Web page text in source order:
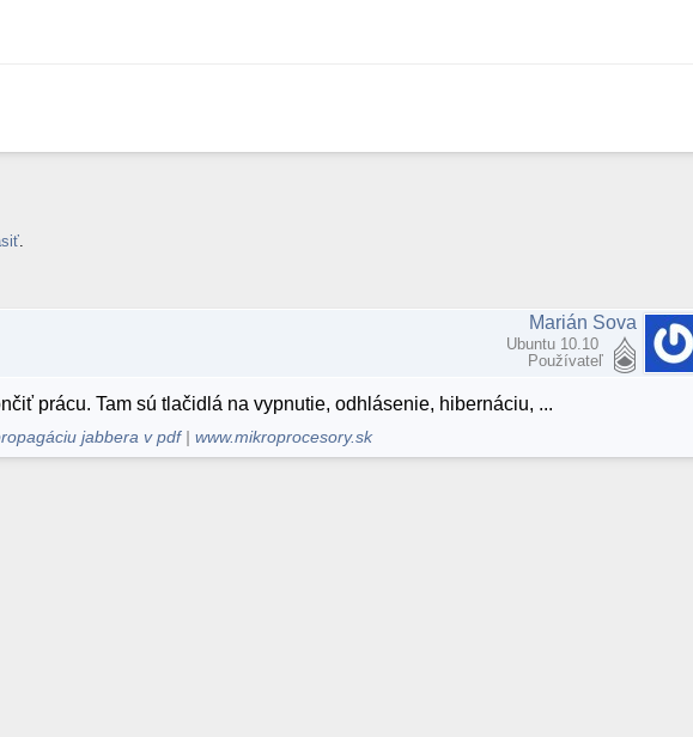
Marián Sova
Ubuntu 10.10
Používateľ
prácu. Tam sú tlačidlá na vypnutie, odhlásenie, hibernáciu, ...
jabbera v pdf|www.mikroprocesory.sk